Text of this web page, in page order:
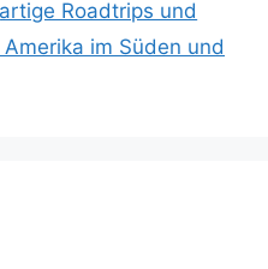
Roadtrips und
im Süden und